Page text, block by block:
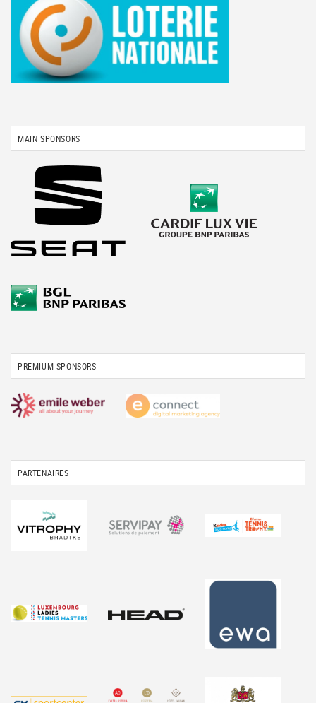
MAIN SPONSORS
PREMIUM SPONSORS
PARTENAIRES